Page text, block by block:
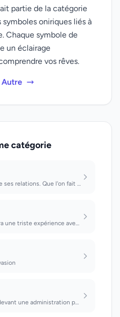
partie de la catégorie
symboles oniriques liés à
Chaque symbole de
un éclairage
vos rêves.
Autre
catégorie
On explore et évalue ses relations. Que l'on fait : gain. Que l'on accepte : per...
Que l'on voit : on fera une triste expérience avec une personne qui...
Accuser quelqu'un devant une administration publique : espoir déçu. Faire l'obje...